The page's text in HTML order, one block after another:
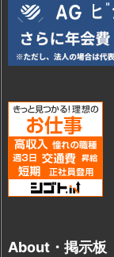
About・掲示板